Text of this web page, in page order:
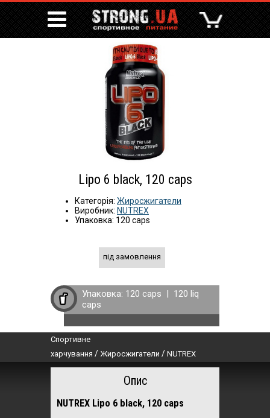
Lipo 6 black, 120 caps
Категорія: Жиросжигатели
Виробник: NUTREX
Упаковка: 120 caps
під замовлення
Упаковка: 120 caps | 120 liq
caps
Спортивне
харчування / Жиросжигатели / NUTREX
Опис
NUTREX Lipo 6 black, 120 caps